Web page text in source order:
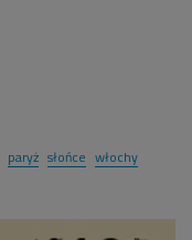
paryż słońce włochy